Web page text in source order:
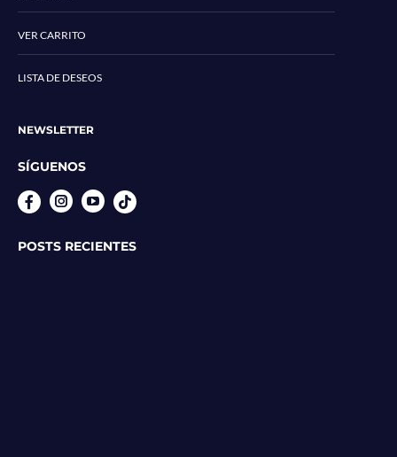
VER CARRITO
LISTA DE DESEOS
NEWSLETTER
SÍGUENOS
InstagramYouTube
POSTS RECIENTES